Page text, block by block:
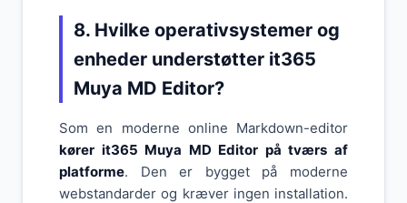
8. Hvilke operativsystemer og
enheder understøtter it365
Muya MD Editor?
Som en moderne online Markdown-editor
kører it365 Muya MD Editor på tværs af
platforme. Den er bygget på moderne
webstandarder og kræver ingen installation.